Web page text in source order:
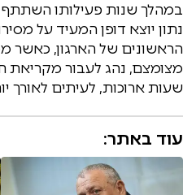
נתון יוצא דופן המעיד על
הראשונים של הארגון, כאשר
מצומצם, נהג לעבור
שעות ארוכות, לעיתים לאורך
עוד באתר: